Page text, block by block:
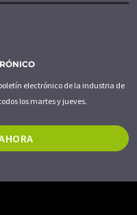
electrónico de la industria de
los martes y jueves.